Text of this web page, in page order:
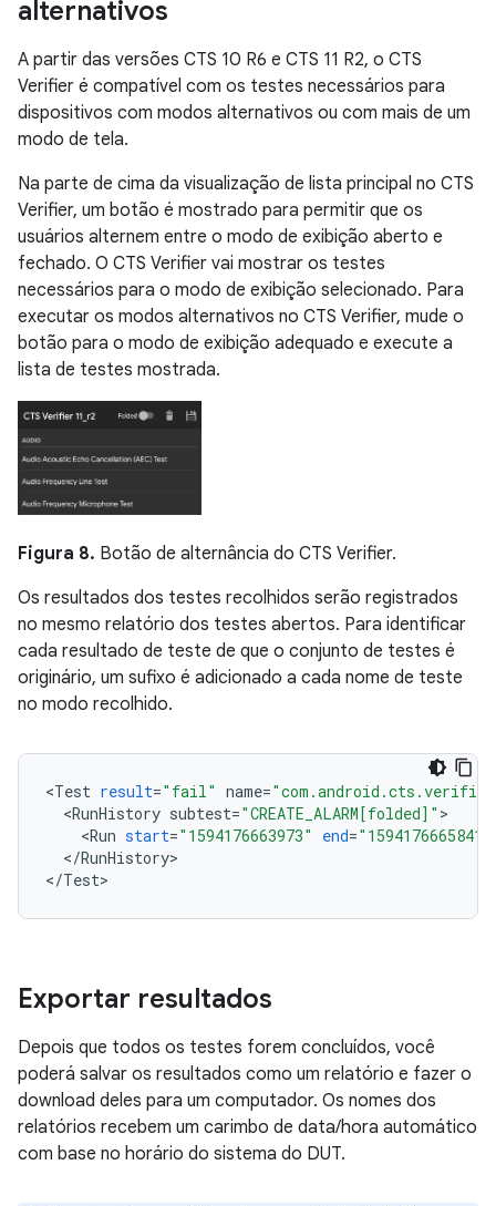
alternativos
A partir das versões CTS 10 R6 e CTS 11 R2, o CTS
Verifier é compatível com os testes necessários para
dispositivos com modos alternativos ou com mais de um
modo de tela.
Na parte de cima da visualização de lista principal no CTS
Verifier, um botão é mostrado para permitir que os
usuários alternem entre o modo de exibição aberto e
fechado. O CTS Verifier vai mostrar os testes
necessários para o modo de exibição selecionado. Para
executar os modos alternativos no CTS Verifier, mude o
botão para o modo de exibição adequado e execute a
lista de testes mostrada.
Figura 8. Botão de alternância do CTS Verifier.
Os resultados dos testes recolhidos serão registrados
no mesmo relatório dos testes abertos. Para identificar
cada resultado de teste de que o conjunto de testes é
originário, um sufixo é adicionado a cada nome de teste
no modo recolhido.
<Test result="fail" name=
<RunHistory subtest="CREATE_ALARM[folded]"
<Run start="1594176663973" end="1594176665841"
</RunHistory>
</Test
Exportar resultados
Depois que todos os testes forem concluídos, você
poderá salvar os resultados como um relatório e fazer o
download deles para um computador. Os nomes dos
relatórios recebem um carimbo de data/hora automático
com base no horário do sistema do DUT.